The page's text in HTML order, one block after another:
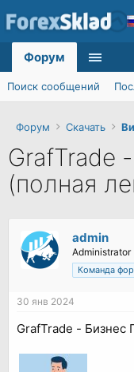
Форум Скачать
GrafTrade
(полная
admin
Administrator
Команда
30 янв 2024
GrafTrade - Бизнес
Форум
Поиск сообщений